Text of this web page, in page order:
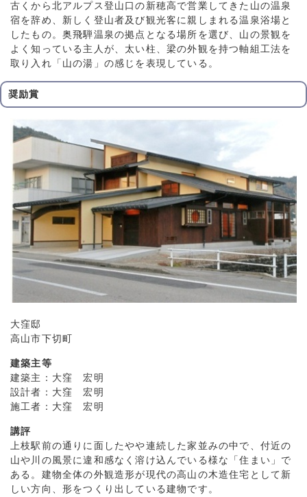
古くから北アルプス登山口の新穂高で営業してきた山の温泉
宿を辞め、新しく登山者及び観光客に親しまれる温泉浴場と
したもの。奥飛騨温泉の拠点となる場所を選び、山の景観を
よく知っている主人が、太い柱、梁の外観を持つ軸組工法を
取り入れ「山の湯」の感じを表現している。
奨励賞
大窪邸
高山市下切町
建築主等
建築主：大窪 宏明
設計者：大窪 宏明
施工者：大窪 宏明
講評
上枝駅前の通りに面したやや連続した家並みの中で、付近の
山や川の風景に違和感なく溶け込んでいる様な「住まい」で
ある。建物全体の外観造形が現代の高山の木造住宅として新
しい方向、形をつくり出している建物です。